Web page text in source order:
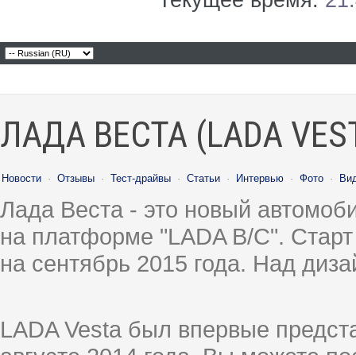
ЛАДА ВЕСТА (LADA
Новости · Отзывы · Тест-драйвы · Статьи · Интервью · Фото ·
Лада Веста - это новый
на платформе "LADA B/C".
на сентябрь 2015 года. Над
LADA Vesta был впервые